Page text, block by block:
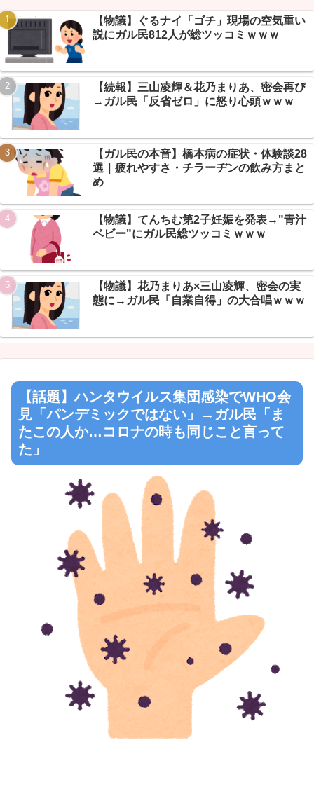
Powered by livedoor 相互RSS
【物議】カズレーザー「任意保険は強制にしろ」→なんG民「そ
れただの金持ち理論」と反論ｗｗｗ
NEW!
【続報】ホロライブ『ホロドリ』、まさかのセルラン1位に返り
咲き→なんG民「覇権やん」ｗｗｗ
【朗報】エッヂ民の文鳥(4ヶ月)、かわいさで完全制圧→愛鳥自慢
合戦に発展ｗｗｗ
NEW!
【衝撃】モモンガどうなった…ちいかわ最新話で入れ替わり説→
ファン考察盛り上がりｗｗｗ
【衝撃】年金8ヶ月未納で手足失った男性、障害年金97万円が一
生ゼロに→スレ民「免除すれば」ｗｗｗ NEW!
Powered by livedoor 相互RSS
【物議】ぐるナイ「ゴチ」現場の空気重い
説にガル民812人が総ツッコミｗｗｗ
【続報】三山凌輝＆花乃まりあ、密会再び
→ガル民「反省ゼロ」に怒り心頭ｗｗｗ
【ガル民の本音】橋本病の症状・体験談28
選｜疲れやすさ・チラーヂンの飲み方まと
め
【物議】てんちむ第2子妊娠を発表→"青汁
ベビー"にガル民総ツッコミｗｗｗ
【物議】花乃まりあ×三山凌輝、密会の実
態に→ガル民「自業自得」の大合唱ｗｗｗ
【話題】ハンタウイルス集団感染でWHO会
見「パンデミックではない」→ガル民「ま
たこの人か…コロナの時も同じこと言って
た」